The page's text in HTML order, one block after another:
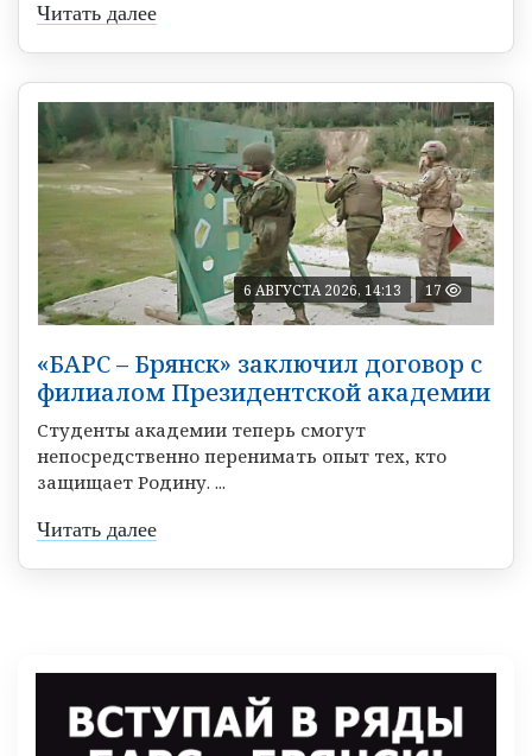
Читать далее
6 АВГУСТА 2026, 14:13 17
«БАРС – Брянск» заключил договор с
филиалом Президентской академии
Студенты академии теперь смогут
непосредственно перенимать опыт тех, кто
защищает Родину. ...
Читать далее